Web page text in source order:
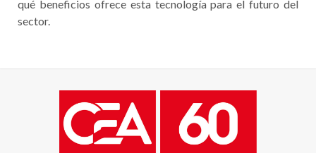
qué beneficios ofrece esta tecnología para el futuro del
sector.